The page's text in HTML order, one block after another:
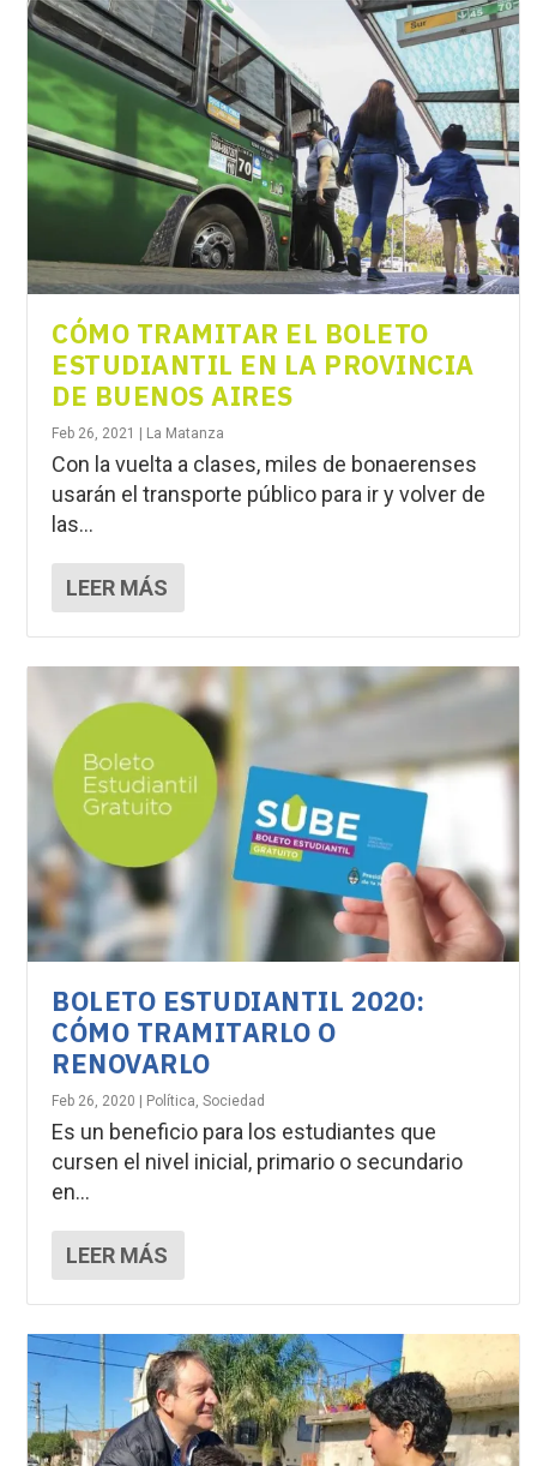
CÓMO TRAMITAR EL BOLETO
ESTUDIANTIL EN LA PROVINCIA
DE BUENOS AIRES
Feb 26, 2021 La Matanza
Con la vuelta a clases, miles de bonaerenses
usarán el transporte público para ir y volver de
las...
LEER MÁS
BOLETO ESTUDIANTIL 2020:
CÓMO TRAMITARLO O
RENOVARLO
Feb 26, 2020 | Política ,Sociedad
Es un beneficio para los estudiantes que
cursen el nivel inicial, primario o secundario
en...
LEER MÁS